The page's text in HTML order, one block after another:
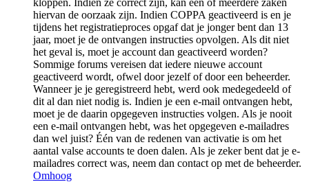
hiervan de oorzaak zijn. Indien COPPA geactiveerd is en je
tijdens het registratieproces opgaf dat je jonger bent dan 13
jaar, moet je de ontvangen instructies opvolgen. Als dit niet
het geval is, moet je account dan geactiveerd worden?
Sommige forums vereisen dat iedere nieuwe account
geactiveerd wordt, ofwel door jezelf of door een beheerder.
Wanneer je je geregistreerd hebt, werd ook medegedeeld of
dit al dan niet nodig is. Indien je een e-mail ontvangen hebt,
moet je de daarin opgegeven instructies volgen. Als je nooit
een e-mail ontvangen hebt, was het opgegeven e-mailadres
dan wel juist? Één van de redenen van activatie is om het
aantal valse accounts te doen dalen. Als je zeker bent dat je e-
mailadres correct was, neem dan contact op met de beheerder.
Omhoog